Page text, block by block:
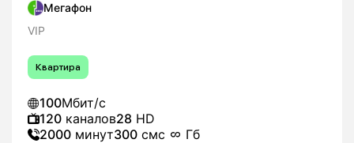
Мегафон
VIP
Квартира
100Мбит/с
120 каналов28 HD
2000 минут300 смс Гб